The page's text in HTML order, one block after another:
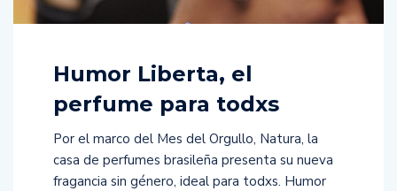
Humor Liberta, el
perfume para todxs
Por el marco del Mes del Orgullo, Natura, la
casa de perfumes brasileña presenta su nueva
fragancia sin género, ideal para todxs. Humor